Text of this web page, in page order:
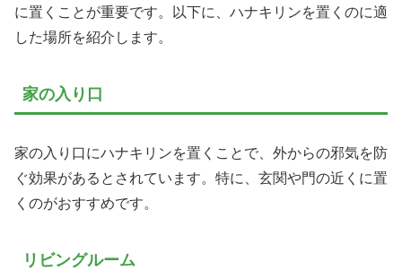
に置くことが重要です。以下に、ハナキリンを置くのに適
した場所を紹介します。
家の入り口
家の入り口にハナキリンを置くことで、外からの邪気を防
ぐ効果があるとされています。特に、玄関や門の近くに置
くのがおすすめです。
リビングルーム